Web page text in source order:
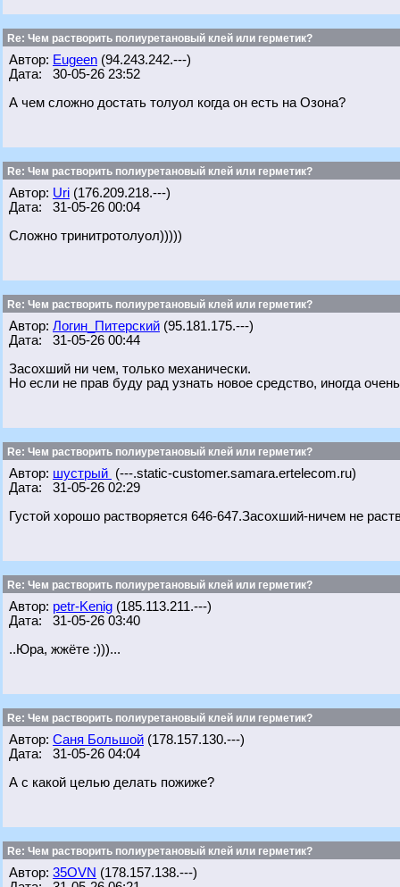
Re: Чем растворить полиуретановый клей или герметик?
Автор: Eugeen (94.243.242.---)
Дата: 30-05-26 23:52
А чем сложно достать толуол когда он есть на Озона?
Re: Чем растворить полиуретановый клей или герметик?
Автор: Uri (176.209.218.---)
Дата: 31-05-26 00:04
Сложно тринитротолуол)))))
Re: Чем растворить полиуретановый клей или герметик?
Автор: Логин_Питерский (95.181.175.---)
Дата: 31-05-26 00:44
Засохший ни чем, только механически.
Но если не прав буду рад узнать новое средство, иногда
Re: Чем растворить полиуретановый клей или герметик?
Автор: шустрый (---.static-customer.samara.ertelecom.ru)
Дата: 31-05-26 02:29
Густой хорошо растворяется 646-647.Засохший-ничем не
Re: Чем растворить полиуретановый клей или герметик?
Автор: petr-Kenig (185.113.211.---)
Дата: 31-05-26 03:40
..Юра, жжёте :)))...
Re: Чем растворить полиуретановый клей или герметик?
Автор: Саня Большой (178.157.130.---)
Дата: 31-05-26 04:04
А с какой целью делать пожиже?
Re: Чем растворить полиуретановый клей или герметик?
Автор: 35OVN (178.157.138.---)